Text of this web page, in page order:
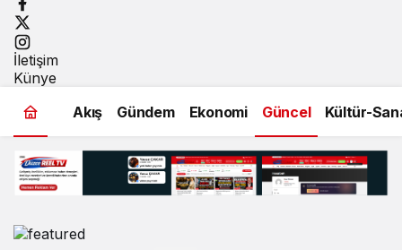
İletişim
Künye
Akış
Gündem Ekonomi Güncel Kültür-